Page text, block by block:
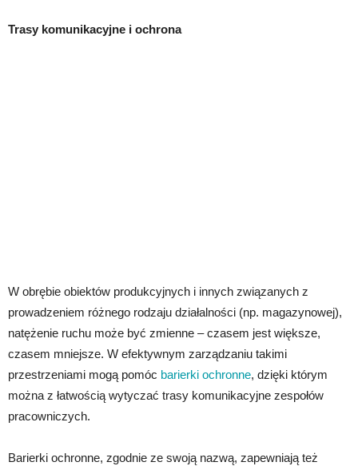
Trasy komunikacyjne i ochrona
W obrębie obiektów produkcyjnych i innych związanych z
prowadzeniem różnego rodzaju działalności (np. magazynowej),
natężenie ruchu może być zmienne – czasem jest większe,
czasem mniejsze. W efektywnym zarządzaniu takimi
przestrzeniami mogą pomóc barierki ochronne, dzięki którym
można z łatwością wytyczać trasy komunikacyjne zespołów
pracowniczych.
Barierki ochronne, zgodnie ze swoją nazwą, zapewniają też